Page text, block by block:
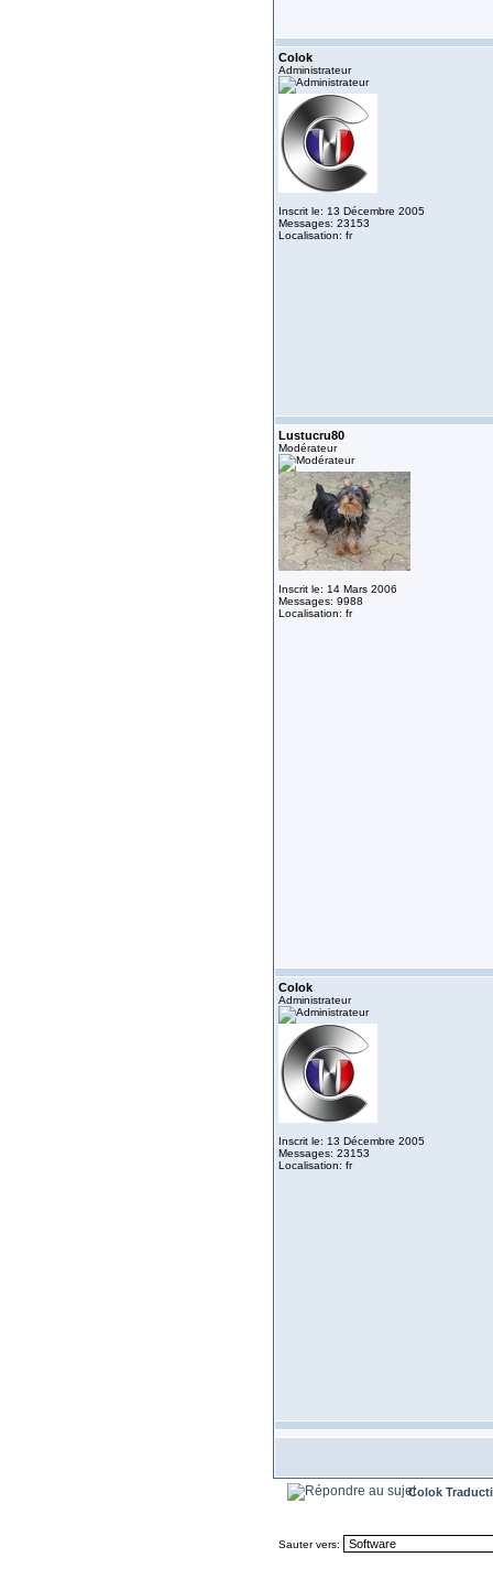
Colok
Administrateur
Inscrit le: 13 Décembre 2005
Messages: 23153
Localisation: fr
Lustucru80
Modérateur
Inscrit le: 14 Mars 2006
Messages: 9988
Localisation: fr
Colok
Administrateur
Inscrit le: 13 Décembre 2005
Messages: 23153
Localisation: fr
Colok
Sauter vers: